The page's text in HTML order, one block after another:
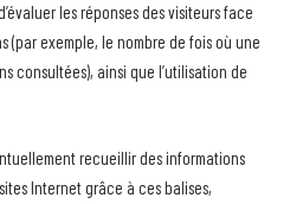
les réponses des visiteurs face
(par exemple, le nombre de fois où une
consultées), ainsi que l’utilisation de
recueillir des informations
Internet grâce à ces balises,